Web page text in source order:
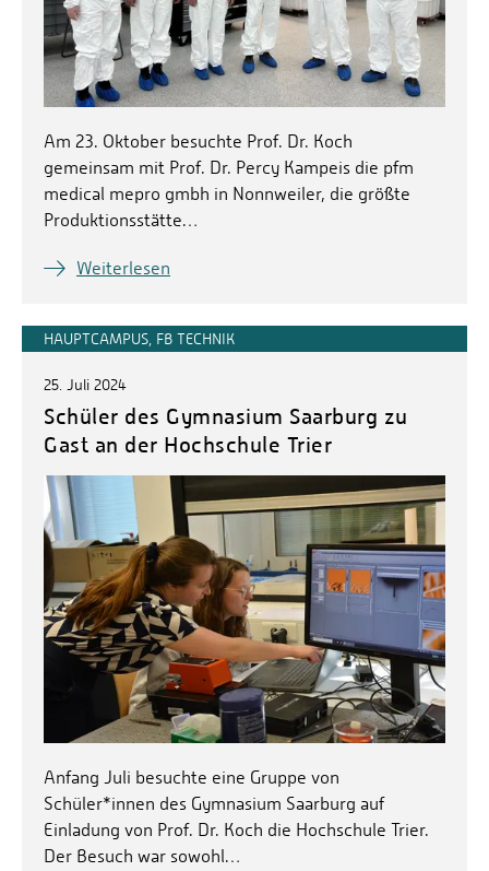
Am 23. Oktober besuchte Prof. Dr. Koch
gemeinsam mit Prof. Dr. Percy Kampeis die pfm
medical mepro gmbh in Nonnweiler, die größte
Produktionsstätte…
Weiterlesen
HAUPTCAMPUS, FB TECHNIK
25. Juli 2024
Schüler des Gymnasium Saarburg zu
Gast an der Hochschule Trier
Anfang Juli besuchte eine Gruppe von
Schüler*innen des Gymnasium Saarburg auf
Einladung von Prof. Dr. Koch die Hochschule Trier.
Der Besuch war sowohl…